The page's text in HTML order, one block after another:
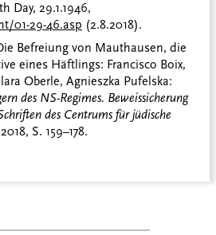
Day, 29.1.1946,
01-29-46.asp (2.8.2018).
Befreiung von Mauthausen, die
eines Häftlings: Francisco Boix,
Oberle, Agnieszka Pufelska:
des NS-Regimes. Beweissicherung
des Centrums für jüdische
S. 159–178.